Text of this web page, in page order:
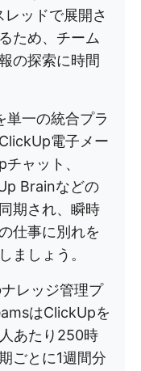
ッドで展開さ
ため、チーム
の探索に時間
一の統合プラ
電子メー
ャット、
Brainなどの
期され、瞬時
仕事に別れを
ましょう。
レッジ管理プ
はClickUpを
あたり250時
ごとに1週間分